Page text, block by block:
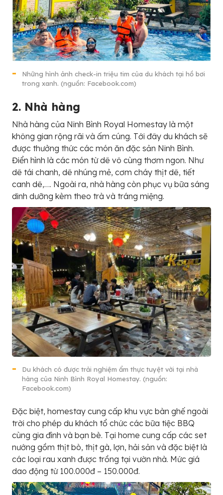
Những hình ảnh check-in triệu tim của du khách tại hồ bơi
trong xanh. (nguồn: Facebook.com)
2. Nhà hàng
Nhà hàng của Ninh Bình Royal Homestay là một
không gian rộng rãi và ấm cúng. Tới đây du khách sẽ
được thưởng thức các món ăn đặc sản Ninh Bình.
Điển hình là các món từ dê vô cùng thơm ngon. Như
dê tái chanh, dê nhúng mẻ, cơm cháy thịt dê, tiết
canh dê,…. Ngoài ra, nhà hàng còn phục vụ bữa sáng
dinh dưỡng kèm theo trà và tráng miệng.
Du khách có được trải nghiệm ẩm thực tuyệt vời tại nhà
hàng của Ninh Bình Royal Homestay. (nguồn:
Facebook.com)
Đặc biệt, homestay cung cấp khu vực bàn ghế ngoài
trời cho phép du khách tổ chức các bữa tiệc BBQ
cùng gia đình và bạn bè. Tại home cung cấp các set
nướng gồm thịt bò, thịt gà, lợn, hải sản và đặc biệt là
các loại rau xanh được trồng tại vườn nhà. Mức giá
dao động từ 100.000đ – 150.000đ.